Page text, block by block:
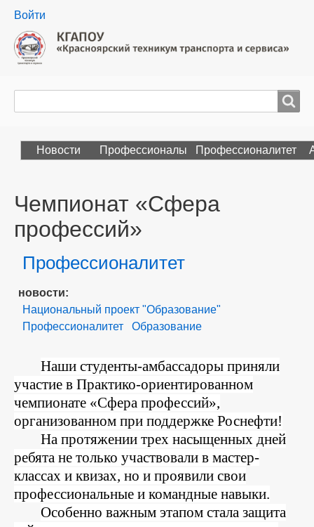
User
menu
Войти
Новости Профессионалы Профессионалитет
Чемпионат «Сфера
профессий»
Раздел
Профессионалитет
новости
Национальный проект "Образование"
Профессионалитет
Образование
BodyНаши студенты-амбассадоры приняли
участие в Практико-ориентированном
чемпионате «Сфера профессий»,
организованном при поддержке Роснефти!
На протяжении трех насыщенных дней
ребята не только участвовали в мастер-
классах и квизах, но и проявили свои
профессиональные и командные навыки.
Особенно важным этапом стала защита